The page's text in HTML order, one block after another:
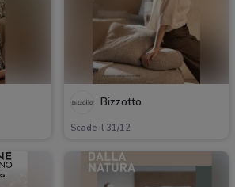
Bizzotto
Scade il 31/12